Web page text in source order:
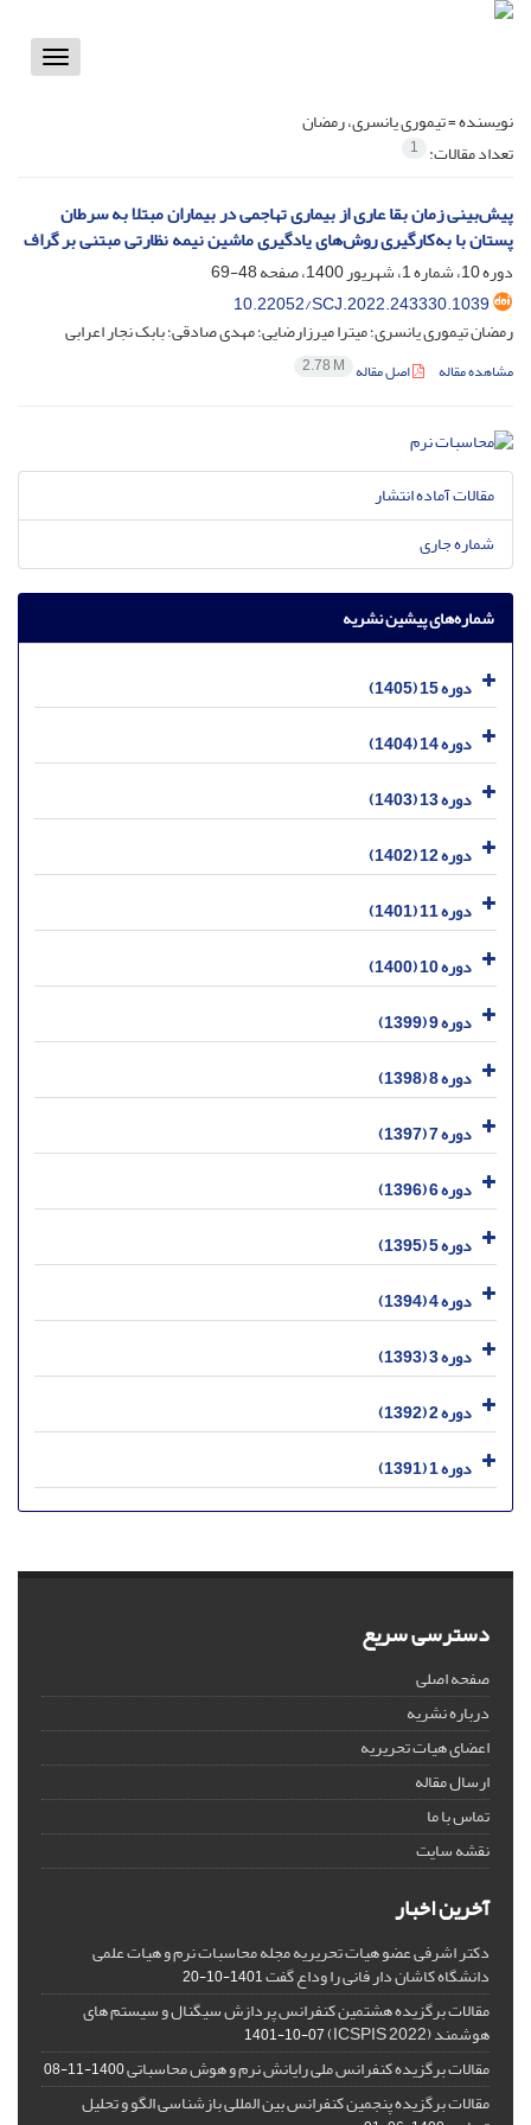
Toggle
نویسنده =تیموری یانسری، رمضان
تعداد مقالات: 1
پیش‌بینی زمان بقا عاری از بیماری تهاجمی در بیماران مبتلا به سرطان
پستان با به‌کارگیری روش‌های یادگیری ماشین نیمه نظارتی مبتنی بر گراف
دوره 10، شماره 1، شهریور 1400، صفحه
48-69
10.22052/SCJ.2022.243330.1039
رمضان تیموری یانسری؛ میترا میرزارضایی؛ مهدی صادقی؛ بابک نجار اعرابی
مشاهده مقاله اصل مقاله 2.78 M
مقالات آماده انتشار
شماره جاری
شماره‌های پیشین نشریه
دوره 15 (1405)
دوره 14 (1404)
دوره 13 (1403)
دوره 12 (1402)
دوره 11 (1401)
دوره 10 (1400)
دوره 9 (1399)
دوره 8 (1398)
دوره 7 (1397)
دوره 6 (1396)
دوره 5 (1395)
دوره 4 (1394)
دوره 3 (1393)
دوره 2 (1392)
دوره 1 (1391)
دسترسی سریع
صفحه اصلی
درباره نشریه
اعضای هیات تحریریه
ارسال مقاله
تماس با ما
نقشه سایت
آخرین اخبار
دکتر اشرفی عضو هیات تحریریه مجله محاسبات نرم و هیات علمی
دانشگاه کاشان دار فانی را وداع گفت1401-10-20
مقالات برگزیده هشتمین کنفرانس پردازش سیگنال و سیستم های
هوشمند (ICSPIS 2022) 1401-10-07
مقالات برگزیده کنفرانس ملی رایانش نرم و هوش محاسباتی1400-11-08
مقالات برگزیده پنجمین کنفرانس بین المللی بازشناسی الگو و تحلیل